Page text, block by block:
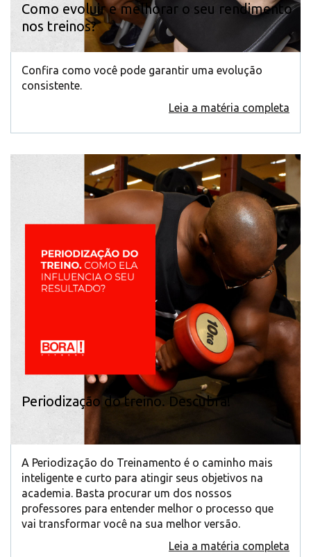
Como evoluir e melhorar o seu rendimento
nos treinos?
Confira como você pode garantir uma evolução
consistente.
Leia a matéria completa
Periodização do treino. Descubra!
A Periodização do Treinamento é o caminho mais
inteligente e curto para atingir seus objetivos na
academia. Basta procurar um dos nossos
professores para entender melhor o processo que
vai transformar você na sua melhor versão.
Leia a matéria completa